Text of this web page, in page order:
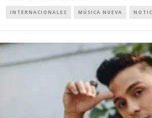
INTERNACIONALES MÚSICA NUEVA